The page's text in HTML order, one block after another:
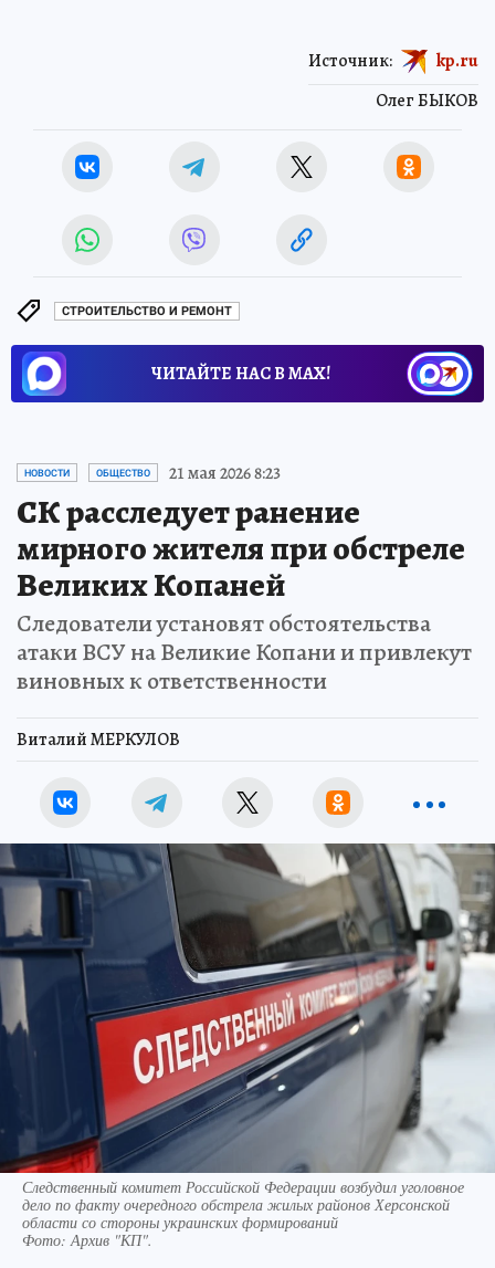
Олег БЫКОВ
Источник: kp.ru
СТРОИТЕЛЬСТВО И РЕМОНТ
ЧИТАЙТЕ НАС В МАХ!
НОВОСТИ ОБЩЕСТВО 21 мая 2026 8:23
СК расследует ранение
мирного жителя при обстреле
Великих Копаней
Следователи установят обстоятельства
атаки ВСУ на Великие Копани и привлекут
виновных к ответственности
Виталий МЕРКУЛОВ
Следственный комитет Российской Федерации возбудил уголовное
дело по факту очередного обстрела жилых районов Херсонской
области со стороны украинских формирований
Фото:Архив "КП".